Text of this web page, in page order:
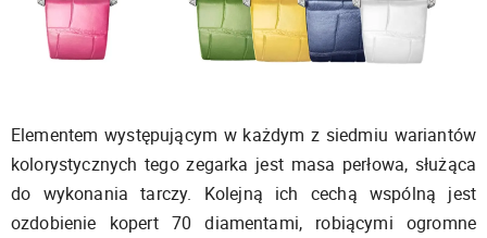
Elementem występującym w każdym z siedmiu wariantów
kolorystycznych tego zegarka jest masa perłowa, służąca
do wykonania tarczy. Kolejną ich cechą wspólną jest
ozdobienie kopert 70 diamentami, robiącymi ogromne